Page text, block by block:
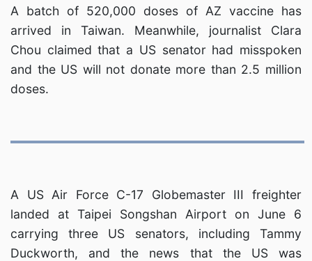
A batch of 520,000 doses of AZ vaccine has
arrived in Taiwan. Meanwhile, journalist Clara
Chou claimed that a US senator had misspoken
and the US will not donate more than 2.5 million
doses.
A US Air Force C-17 Globemaster III freighter
landed at Taipei Songshan Airport on June 6
carrying three US senators, including Tammy
Duckworth, and the news that the US was